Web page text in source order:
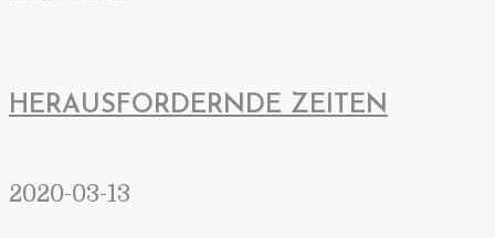
HERAUSFORDERNDE ZEITEN
2020-03-13